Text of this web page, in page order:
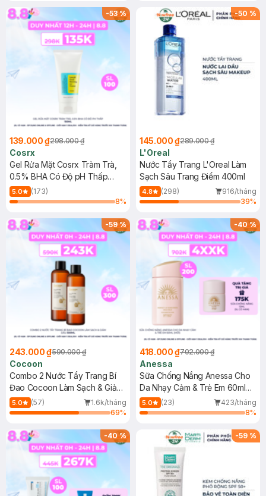
-53%
139.000 ₫298.000 ₫
Cosrx
Gel Rửa Mặt Cosrx Tràm Trà,
0.5% BHA Có Độ pH Thấp
150ml
5.0
(173)
8%
-50 %
145.000 ₫289.000 ₫
L'Oreal
Nước Tẩy Trang L'Oreal Làm
Sạch Sâu Trang Điểm 400ml
4.8 (298)
916/tháng
39%
-59%
243.000 ₫590.000 ₫
Cocoon
Combo 2 Nước Tẩy Trang Bí
Đao Cocoon Làm Sạch & Giảm
Dầu 500ml
5.0 (57)
1.6k/tháng
69%
-40%
418.000 ₫702.000 ₫
Anessa
Sữa Chống Nắng Anessa Cho
Da Nhạy Cảm & Trẻ Em 60ml
(Mới)
5.0 (23)
423/tháng
8%
-40% -59 %